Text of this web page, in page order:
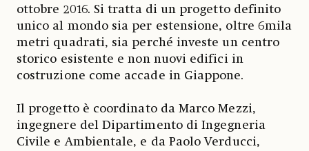
ottobre 2016. Si tratta di un progetto definito
unico al mondo sia per estensione, oltre 6mila
metri quadrati, sia perché investe un centro
storico esistente e non nuovi edifici in
costruzione come accade in Giappone.
Il progetto è coordinato da Marco Mezzi,
ingegnere del Dipartimento di Ingegneria
Civile e Ambientale, e da Paolo Verducci,